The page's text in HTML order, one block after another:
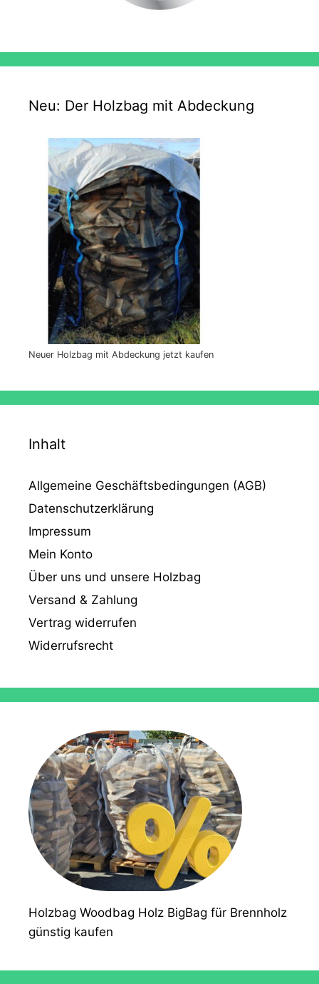
Neu: Der Holzbag mit Abdeckung
Neuer Holzbag mit Abdeckung jetzt kaufen
Inhalt
Allgemeine Geschäftsbedingungen (AGB)
Datenschutzerklärung
Impressum
Mein Konto
Über uns und unsere Holzbag
Versand & Zahlung
Vertrag widerrufen
Widerrufsrecht
Holzbag Woodbag Holz BigBag für Brennholz
günstig kaufen